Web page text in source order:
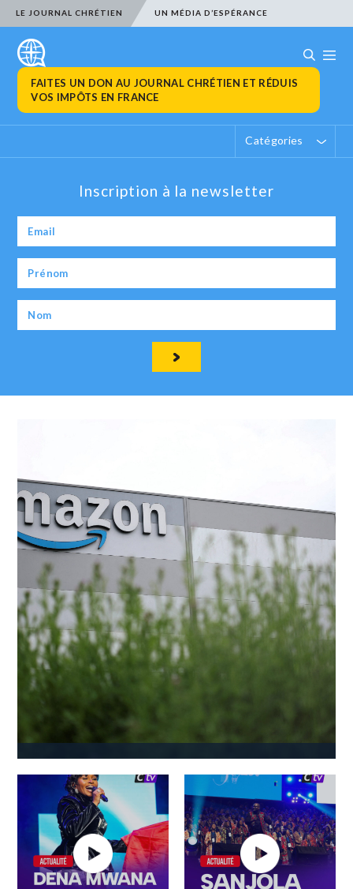
LE JOURNAL CHRÉTIEN UN MÉDIA D’ESPÉRANCE
FAITES UN DON AU JOURNAL CHRÉTIEN ET RÉDUIS
VOS IMPÔTS EN FRANCE
Catégories
Inscription à la newsletter